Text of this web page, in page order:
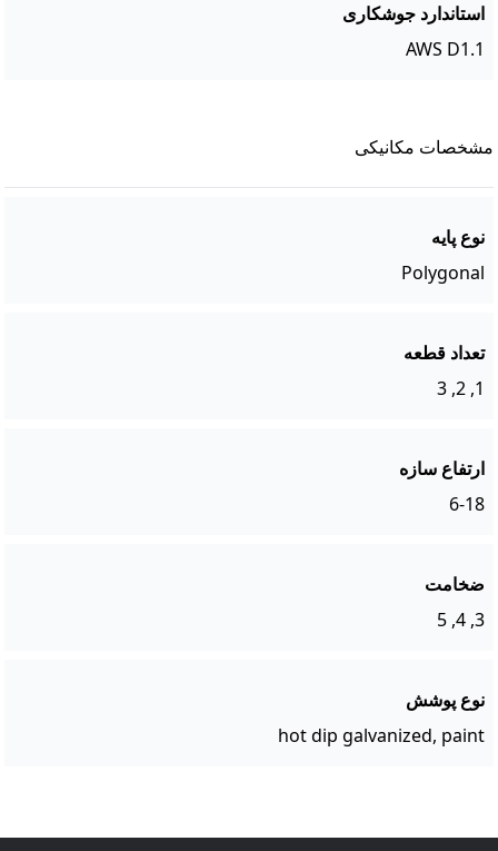
استاندارد جوشکاری
AWS D1.1
مشخصات مکانیکی
نوع پایه
Polygonal
تعداد قطعه
1, 2, 3
ارتفاع سازه
6-18
ضخامت
3, 4, 5
نوع پوشش
hot dip galvanized, paint